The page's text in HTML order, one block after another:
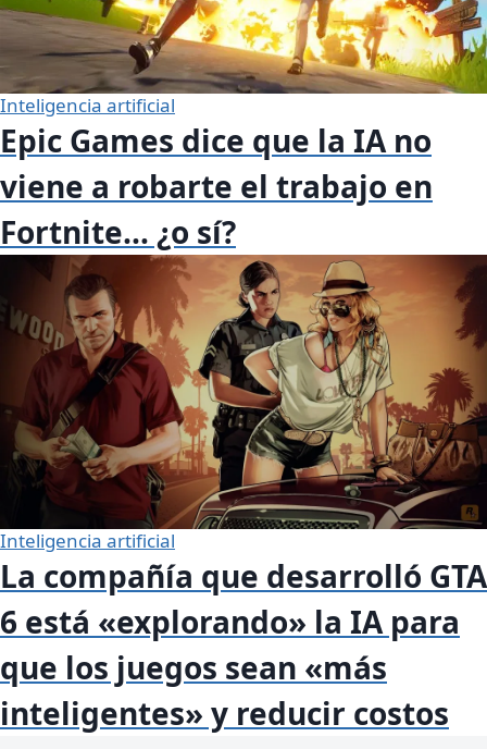
Inteligencia artificial
Epic Games dice que la IA no
viene a robarte el trabajo en
Fortnite… ¿o sí?
Inteligencia artificial
La compañía que desarrolló GTA
6 está «explorando» la IA para
que los juegos sean «más
inteligentes» y reducir costos